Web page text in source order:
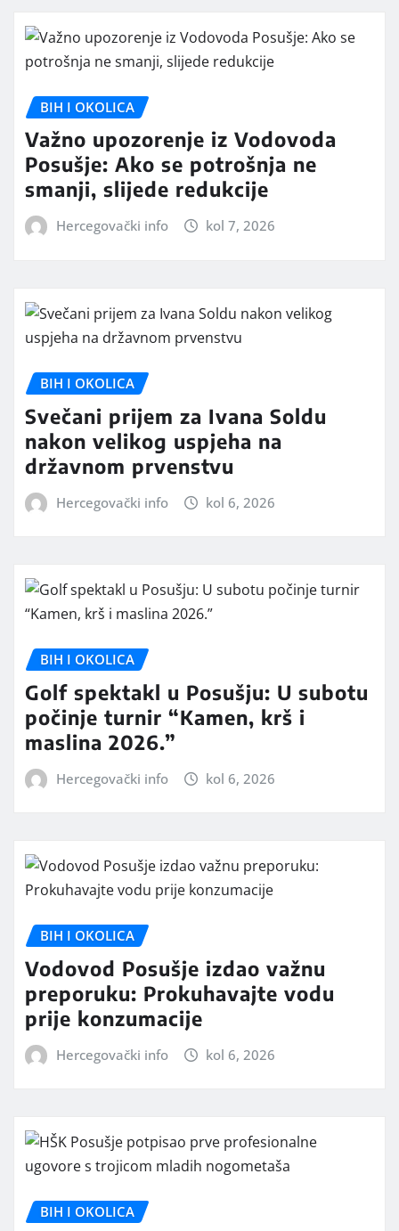
BIH I OKOLICA
Važno upozorenje iz Vodovoda
Posušje: Ako se potrošnja ne
smanji, slijede redukcije
Hercegovački info kol 7, 2026
BIH I OKOLICA
Svečani prijem za Ivana Soldu
nakon velikog uspjeha na
državnom prvenstvu
Hercegovački info kol 6, 2026
BIH I OKOLICA
Golf spektakl u Posušju: U subotu
počinje turnir “Kamen, krš i
maslina 2026.”
Hercegovački info kol 6, 2026
BIH I OKOLICA
Vodovod Posušje izdao važnu
preporuku: Prokuhavajte vodu
prije konzumacije
Hercegovački info kol 6, 2026
BIH I OKOLICA